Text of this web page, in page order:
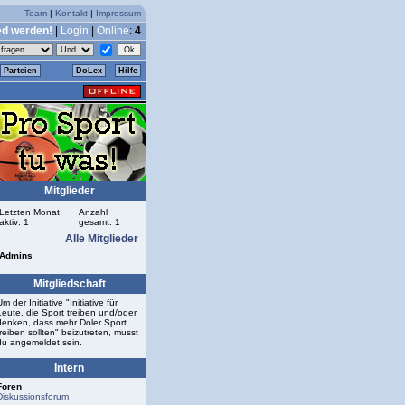
Team | Kontakt | Impressum
werden! Login Online: 4
Parteien DoLex Hilfe
Mitglieder
Letzten Monat
aktiv: 1
Anzahl
gesamt: 1
Alle Mitglieder
Admins
Mitgliedschaft
der Initiative "Initiative für
die Sport treiben und/oder
dass mehr Doler Sport
sollten" beizutreten, musst
angemeldet sein.
Intern